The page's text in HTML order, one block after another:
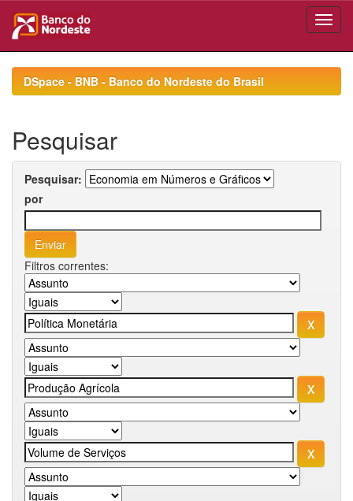
navigationDSpace - BNB - Banco do Nordeste do Brasil
Pesquisar
Pesquisar:
por
Filtros correntes: